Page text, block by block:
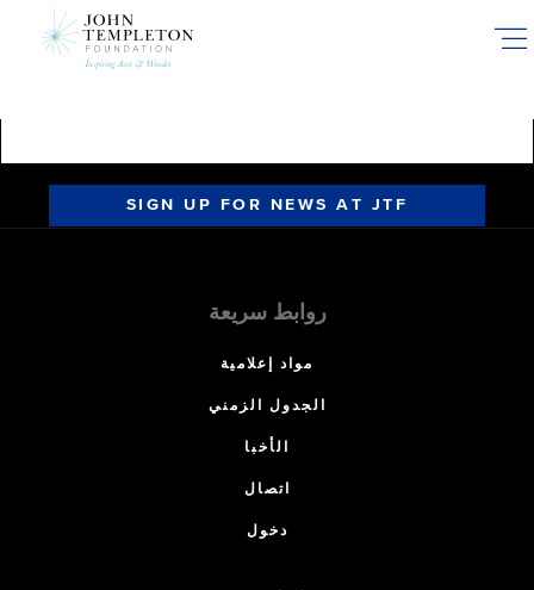
SIGN UP FOR NEWS AT JTF
روابط سريعة
مواد إعلامية
الجدول الزمني
الأخبا
اتصال
دخول